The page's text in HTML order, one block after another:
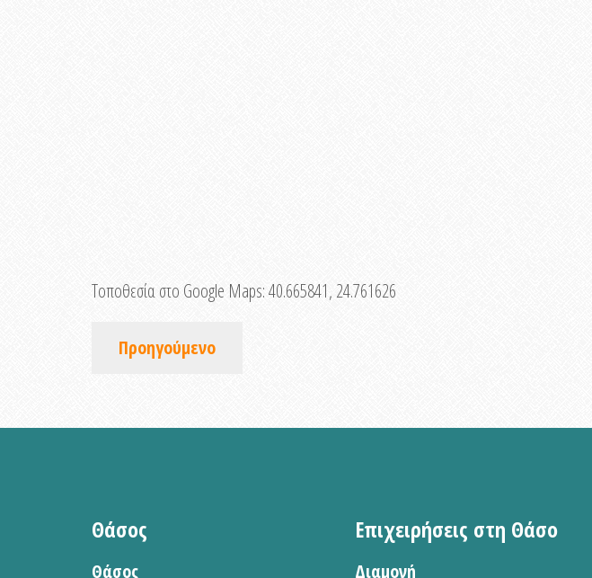
Τοποθεσία στο Google Maps:40.665841, 24.761626
Προηγούμενο
Θάσος
Θάσος
Επιχειρήσεις στη Θάσο
Διαμονή